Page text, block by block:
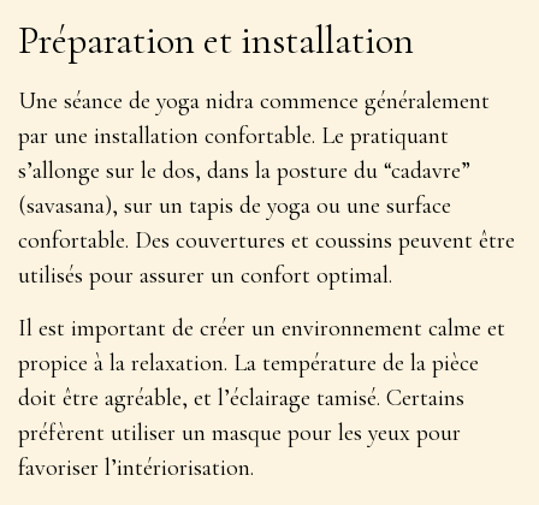
Préparation et installation
Une séance de yoga nidra commence généralement
par une installation confortable. Le pratiquant
s’allonge sur le dos, dans la posture du “cadavre”
(savasana), sur un tapis de yoga ou une surface
confortable. Des couvertures et coussins peuvent être
utilisés pour assurer un confort optimal.
Il est important de créer un environnement calme et
propice à la relaxation. La température de la pièce
doit être agréable, et l’éclairage tamisé. Certains
préfèrent utiliser un masque pour les yeux pour
favoriser l’intériorisation.